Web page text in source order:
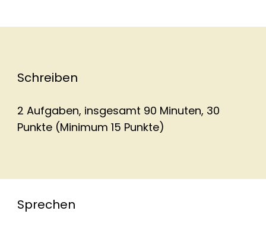
Schreiben
2 Aufgaben, insgesamt 90 Minuten, 30
Punkte (Minimum 15 Punkte)
Sprechen